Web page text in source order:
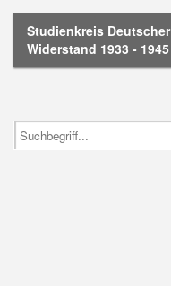
Studienkreis Deutscher
Widerstand 1933 - 1945